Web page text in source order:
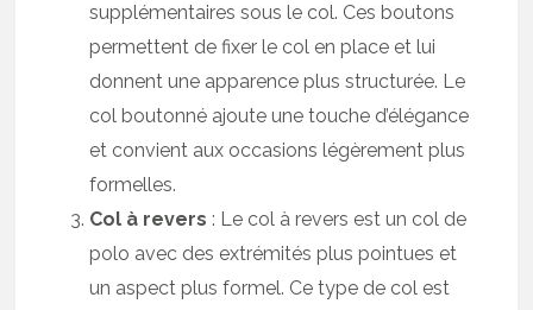
supplémentaires sous le col. Ces boutons
permettent de fixer le col en place et lui
donnent une apparence plus structurée. Le
col boutonné ajoute une touche d’élégance
et convient aux occasions légèrement plus
formelles.
Col à revers : Le col à revers est un col de
polo avec des extrémités plus pointues et
un aspect plus formel. Ce type de col est